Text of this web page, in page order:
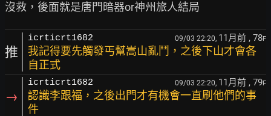
推
icrticrt1682 09/03 22:20, 11月前 , 78F
我記得要先觸發丐幫嵩山亂鬥，之後下山才會各
自正式
→
icrticrt1682 09/03 22:20, 11月前 , 79F
認識李跟福，之後出門才有機會一直刷他們的事
件